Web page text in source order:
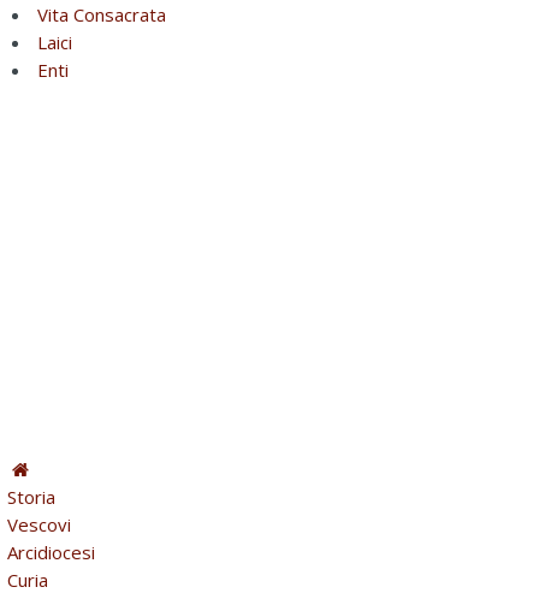
Vita Consacrata
Laici
Enti
Storia
Vescovi
Arcidiocesi
Curia